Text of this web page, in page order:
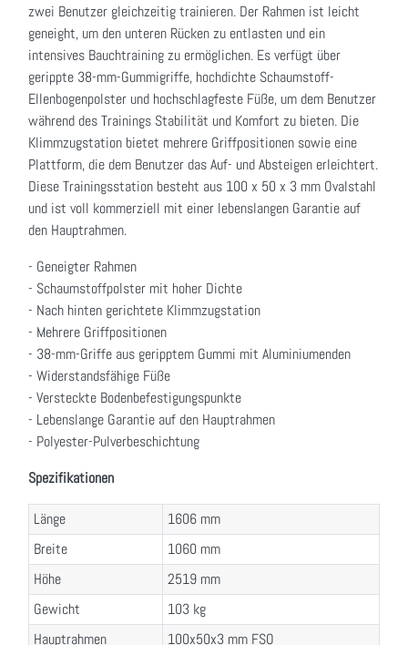
zwei Benutzer gleichzeitig trainieren. Der Rahmen ist leicht
geneight, um den unteren Rücken zu entlasten und ein
intensives Bauchtraining zu ermöglichen. Es verfügt über
gerippte 38-mm-Gummigriffe, hochdichte Schaumstoff-
Ellenbogenpolster und hochschlagfeste Füße, um dem Benutzer
während des Trainings Stabilität und Komfort zu bieten. Die
Klimmzugstation bietet mehrere Griffpositionen sowie eine
Plattform, die dem Benutzer das Auf- und Absteigen erleichtert.
Diese Trainingsstation besteht aus 100 x 50 x 3 mm Ovalstahl
und ist voll kommerziell mit einer lebenslangen Garantie auf
den Hauptrahmen.
- Geneigter Rahmen
- Schaumstoffpolster mit hoher Dichte
- Nach hinten gerichtete Klimmzugstation
- Mehrere Griffpositionen
- 38-mm-Griffe aus geripptem Gummi mit Aluminiumenden
- Widerstandsfähige Füße
- Versteckte Bodenbefestigungspunkte
- Lebenslange Garantie auf den Hauptrahmen
- Polyester-Pulverbeschichtung
Spezifikationen
Länge
1606 mm
Breite
1060 mm
Höhe
2519 mm
Gewicht
103 kg
Hauptrahmen
100x50x3 mm FSO